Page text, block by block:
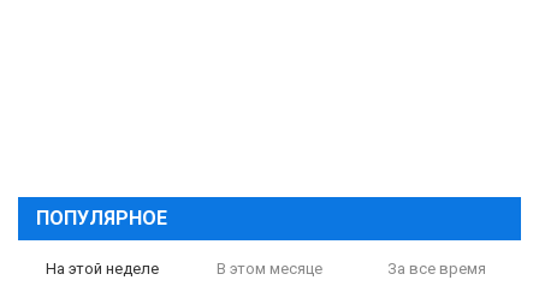
ПОПУЛЯРНОЕ
На этой неделе В этом месяце За все время